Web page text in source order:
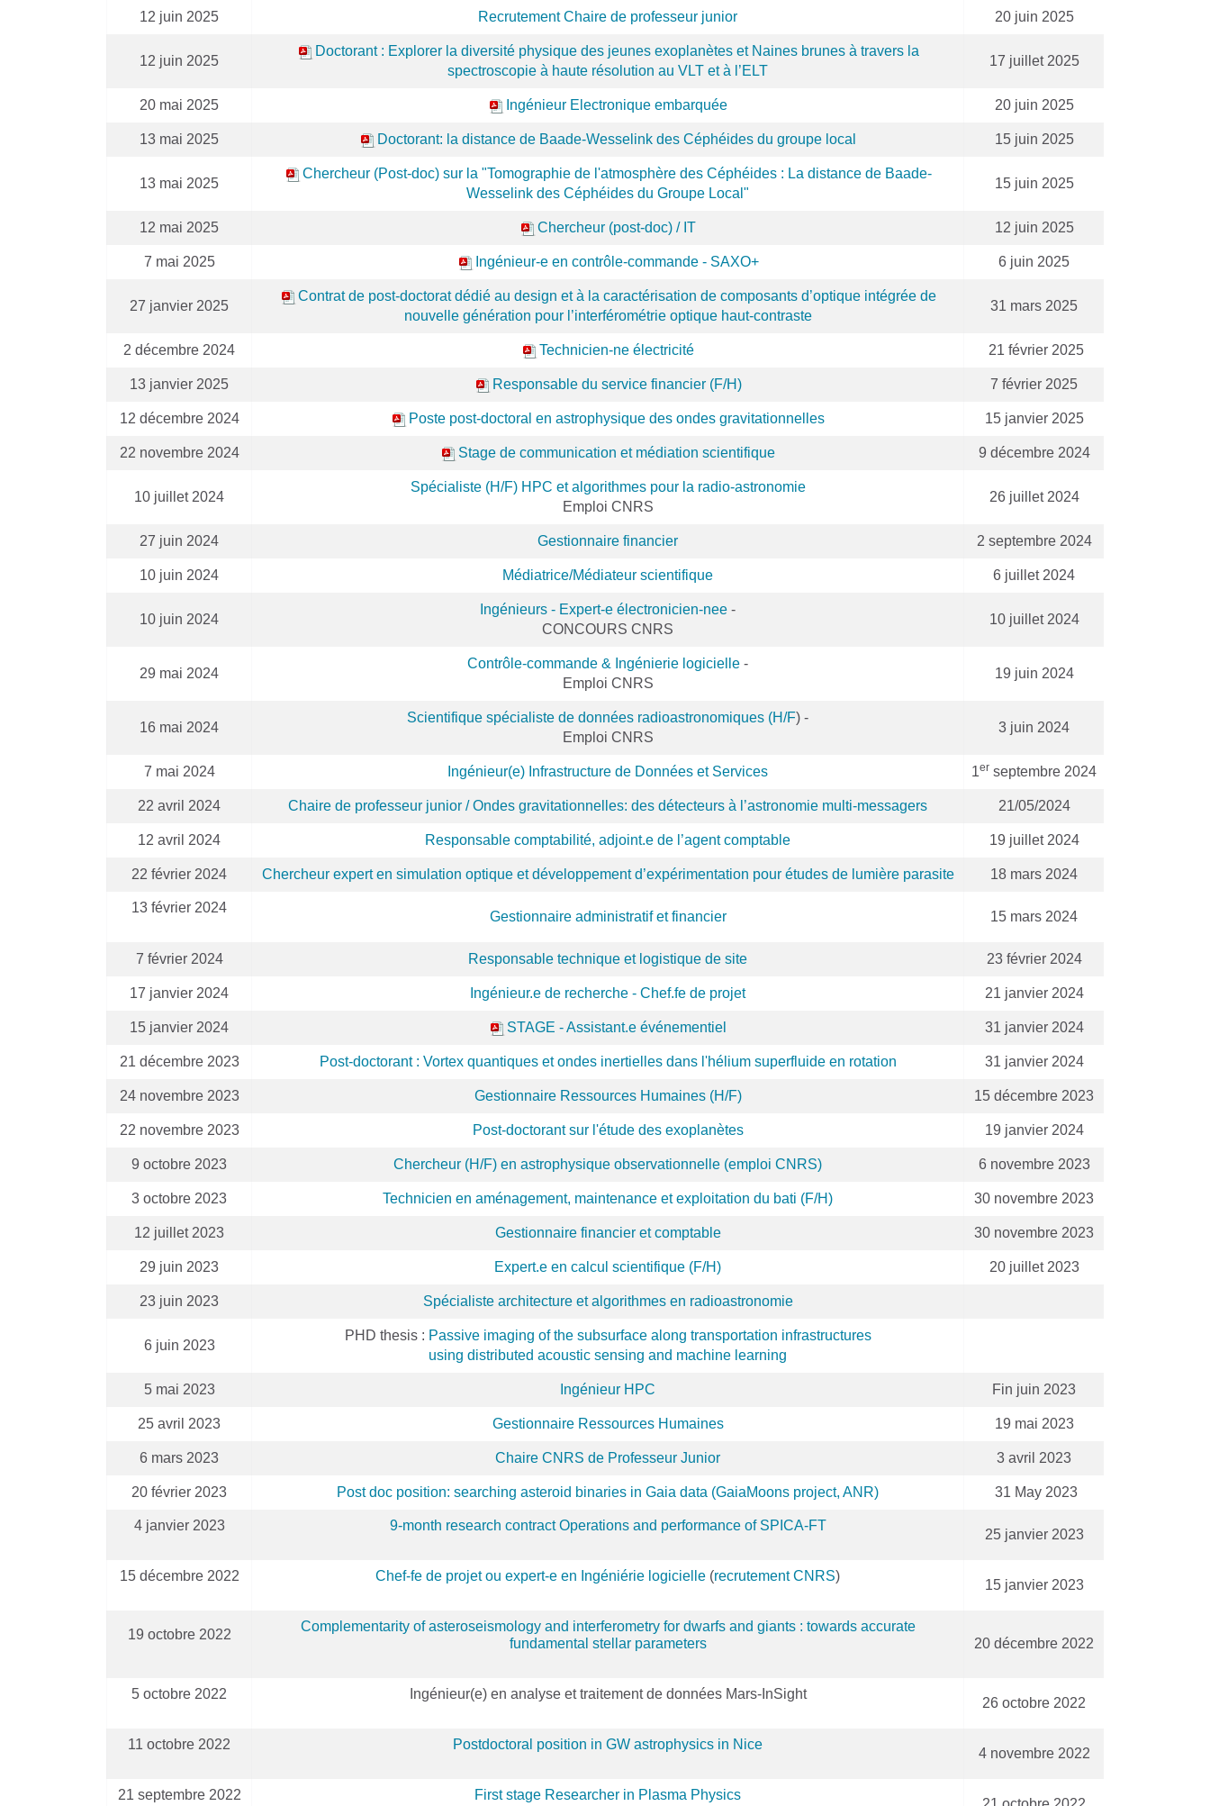
12 juin 2025 Recrutement Chaire de professeur junior 20 juin 2025
12 juin 2025
Doctorant : Explorer la diversité physique des jeunes exoplanètes et Naines brunes à travers la
spectroscopie à haute résolution au VLT et à l’ELT
17 juillet 2025
20 mai 2025 Ingénieur Electronique embarquée 20 juin 2025
13 mai 2025 Doctorant: la distance de Baade-Wesselink des Céphéides du groupe local 15 juin 2025
13 mai 2025
Chercheur (Post-doc) sur la "Tomographie de l'atmosphère des Céphéides : La distance de Baade-
Wesselink des Céphéides du Groupe Local"
15 juin 2025
12 mai 2025 Chercheur (post-doc) / IT 12 juin 2025
7 mai 2025 Ingénieur-e en contrôle-commande - SAXO+ 6 juin 2025
27 janvier 2025
Contrat de post-doctorat dédié au design et à la caractérisation de composants d’optique intégrée de
nouvelle génération pour l’interférométrie optique haut-contraste
31 mars 2025
2 décembre 2024 Technicien-ne électricité 21 février 2025
13 janvier 2025 Responsable du service financier (F/H) 7 février 2025
12 décembre 2024 Poste post-doctoral en astrophysique des ondes gravitationnelles 15 janvier 2025
22 novembre 2024 Stage de communication et médiation scientifique 9 décembre 2024
10 juillet 2024
Spécialiste (H/F) HPC et algorithmes pour la radio-astronomie
Emploi CNRS
26 juillet 2024
27 juin 2024 Gestionnaire financier 2 septembre 2024
10 juin 2024 Médiatrice/Médiateur scientifique 6 juillet 2024
10 juin 2024
Ingénieurs - Expert-e électronicien-nee -
CONCOURS CNRS
10 juillet 2024
29 mai 2024
Contrôle-commande & Ingénierie logicielle -
Emploi CNRS
19 juin 2024
16 mai 2024
Scientifique spécialiste de données radioastronomiques (H/F) -
Emploi CNRS
3 juin 2024
7 mai 2024 Ingénieur(e) Infrastructure de Données et Services 1er septembre 2024
22 avril 2024 Chaire de professeur junior / Ondes gravitationnelles: des détecteurs à l’astronomie multi-messagers 21/05/2024
12 avril 2024 Responsable comptabilité, adjoint.e de l’agent comptable 19 juillet 2024
22 février 2024 Chercheur expert en simulation optique et développement d’expérimentation pour études de lumière parasite 18 mars 2024
13 février 2024
Gestionnaire administratif et financier 15 mars 2024
7 février 2024 Responsable technique et logistique de site 23 février 2024
17 janvier 2024 Ingénieur.e de recherche - Chef.fe de projet 21 janvier 2024
15 janvier 2024 STAGE - Assistant.e événementiel 31 janvier 2024
21 décembre 2023 Post-doctorant : Vortex quantiques et ondes inertielles dans l'hélium superfluide en rotation 31 janvier 2024
24 novembre 2023 Gestionnaire Ressources Humaines (H/F) 15 décembre 2023
22 novembre 2023 Post-doctorant sur l'étude des exoplanètes 19 janvier 2024
9 octobre 2023 Chercheur (H/F) en astrophysique observationnelle (emploi CNRS) 6 novembre 2023
3 octobre 2023 Technicien en aménagement, maintenance et exploitation du bati (F/H) 30 novembre 2023
12 juillet 2023 Gestionnaire financier et comptable 30 novembre 2023
29 juin 2023 Expert.e en calcul scientifique (F/H) 20 juillet 2023
23 juin 2023 Spécialiste architecture et algorithmes en radioastronomie
6 juin 2023
PHD thesis : Passive imaging of the subsurface along transportation infrastructures
using distributed acoustic sensing and machine learning
5 mai 2023 Ingénieur HPC Fin juin 2023
25 avril 2023 Gestionnaire Ressources Humaines 19 mai 2023
6 mars 2023 Chaire CNRS de Professeur Junior 3 avril 2023
20 février 2023 Post doc position: searching asteroid binaries in Gaia data (GaiaMoons project, ANR) 31 May 2023
4 janvier 2023 9-month research contract Operations and performance of SPICA-FT
25 janvier 2023
15 décembre 2022 Chef-fe de projet ou expert-e en Ingéniérie logicielle (recrutement CNRS)
15 janvier 2023
19 octobre 2022
Complementarity of asteroseismology and interferometry for dwarfs and giants : towards accurate
fundamental stellar parameters
20 décembre 2022
5 octobre 2022 Ingénieur(e) en analyse et traitement de données Mars-InSight
26 octobre 2022
11 octobre 2022 Postdoctoral position in GW astrophysics in Nice
4 novembre 2022
21 septembre 2022 First stage Researcher in Plasma Physics